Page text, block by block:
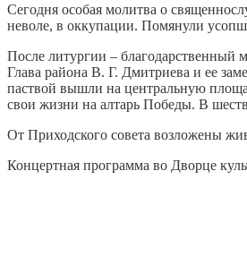
Сегодня особая молитва о
неволе, в оккупации. Помянули
После литургии – благодарственный
Глава района В. Г. Дмитриева и ее
паствой вышли на центральную
свои жизни на алтарь Победы. В
От Приходского совета возложены
Концертная программа во Дворце